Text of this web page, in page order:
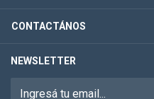
CONTACTÁNOS
NEWSLETTER